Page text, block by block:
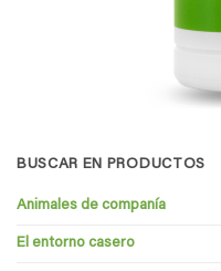
BUSCAR EN PRODUCTOS
Animales de companía
El entorno casero